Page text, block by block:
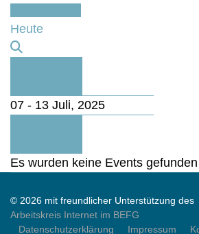
Heute
07 - 13 Juli, 2025
Es wurden keine Events gefunden
© 2026 mit freundlicher Unterstützung des
Arbeitskreis Internet im BEFG
Datenschutzerklärung
Impressum